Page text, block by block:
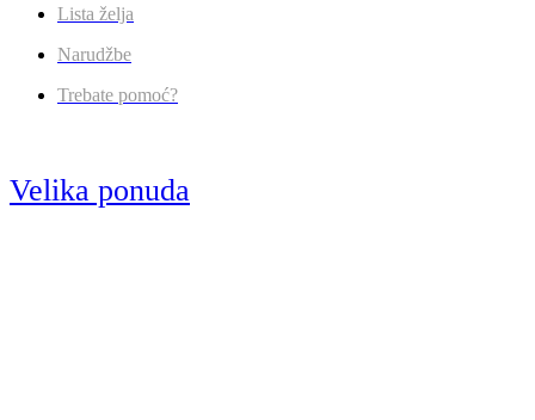
Lista želja
Narudžbe
Trebate pomoć?
Velika ponuda